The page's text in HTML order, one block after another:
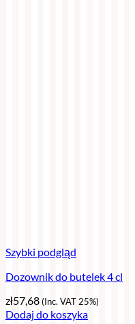
Szybki podgląd
Dozownik do butelek 4 cl
zł57,68(Inc. VAT 25%)
Dodaj do koszyka